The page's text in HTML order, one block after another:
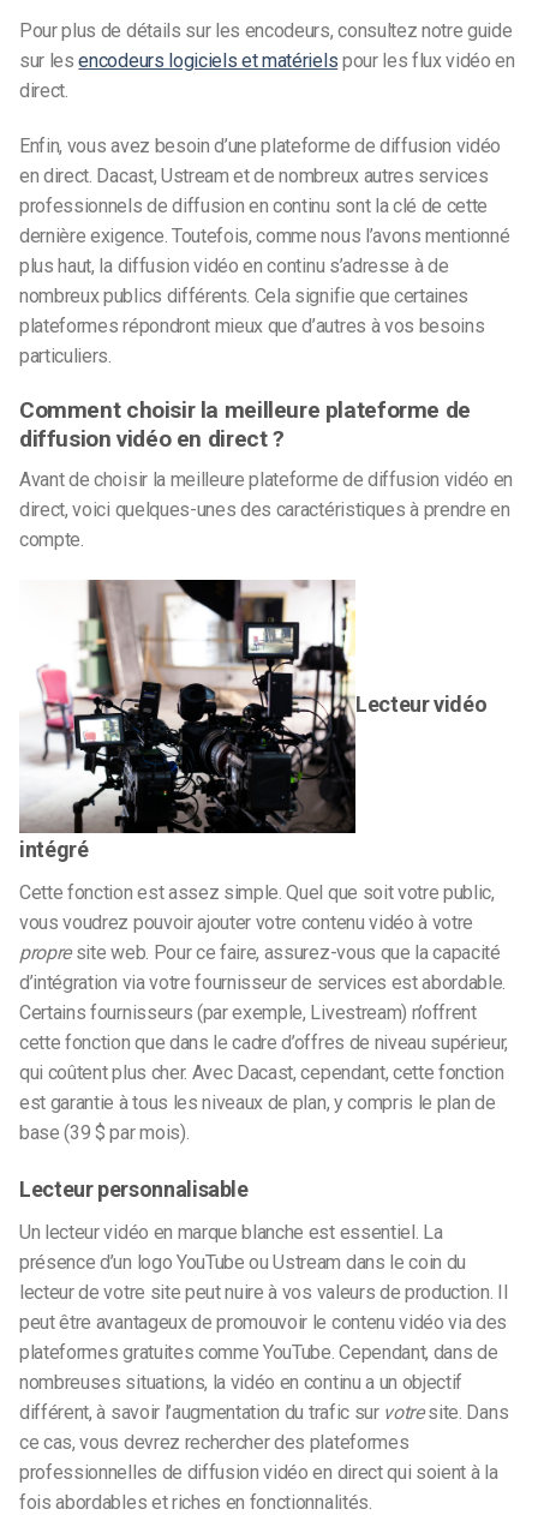
Pour plus de détails sur les encodeurs, consultez notre guide
sur lesencodeurs logiciels et matériels pour les flux vidéo en
direct.
Enfin, vous avez besoin d’une plateforme de diffusion vidéo
en direct. Dacast, Ustream et de nombreux autres services
professionnels de diffusion en continu sont la clé de cette
dernière exigence. Toutefois, comme nous l’avons mentionné
plus haut, la diffusion vidéo en continu s’adresse à de
nombreux publics différents. Cela signifie que certaines
plateformes répondront mieux que d’autres à vos besoins
particuliers.
Comment choisir la meilleure plateforme de
diffusion vidéo en direct ?
Avant de choisir la meilleure plateforme de diffusion vidéo en
direct, voici quelques-unes des caractéristiques à prendre en
compte.
Lecteur vidéo
intégré
Cette fonction est assez simple. Quel que soit votre public,
vous voudrez pouvoir ajouter votre contenu vidéo à votre
propresite web. Pour ce faire, assurez-vous que la capacité
d’intégration via votre fournisseur de services est abordable.
Certains fournisseurs (par exemple, Livestream) n’offrent
cette fonction que dans le cadre d’offres de niveau supérieur,
qui coûtent plus cher. Avec Dacast, cependant, cette fonction
est garantie à tous les niveaux de plan, y compris le plan de
base (39 $ par mois).
Lecteur personnalisable
Un lecteur vidéo en marque blanche est essentiel. La
présence d’un logo YouTube ou Ustream dans le coin du
lecteur de votre site peut nuire à vos valeurs de production. Il
peut être avantageux de promouvoir le contenu vidéo via des
plateformes gratuites comme YouTube. Cependant, dans de
nombreuses situations, la vidéo en continu a un objectif
différent, à savoir l’augmentation du trafic sur votresite. Dans
ce cas, vous devrez rechercher des plateformes
professionnelles de diffusion vidéo en direct qui soient à la
fois abordables et riches en fonctionnalités.